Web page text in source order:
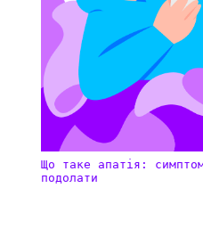
Що таке апатія:
подолати